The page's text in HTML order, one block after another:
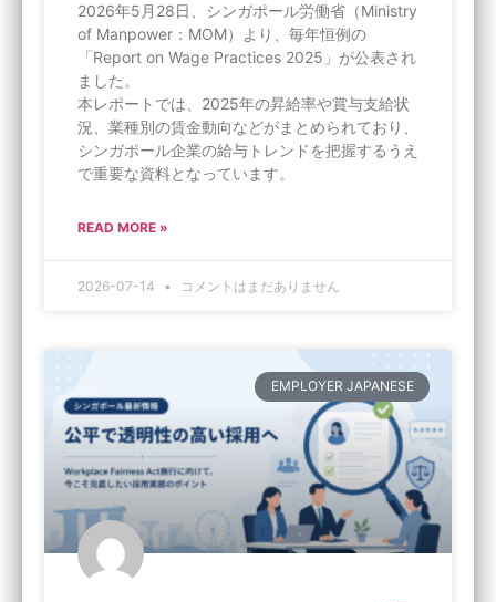
2026年5月28日、シンガポール労働省（Ministry
of Manpower：MOM）より、毎年恒例の
「Report on Wage Practices 2025」が公表され
ました。
本レポートでは、2025年の昇給率や賞与支給状
況、業種別の賃金動向などがまとめられており、
シンガポール企業の給与トレンドを把握するうえ
で重要な資料となっています。
READ MORE »
2026-07-14 コメントはまだありません
EMPLOYER JAPANESE